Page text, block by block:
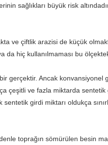
sağlıkları büyük risk
ve çiftlik arazisi de küçük
hiç kullanılmaması bu
gerçektir. Ancak konvansiyonel
çeşitli ve fazla miktarda
girdi miktarı oldukça
toprağın sömürülen besin